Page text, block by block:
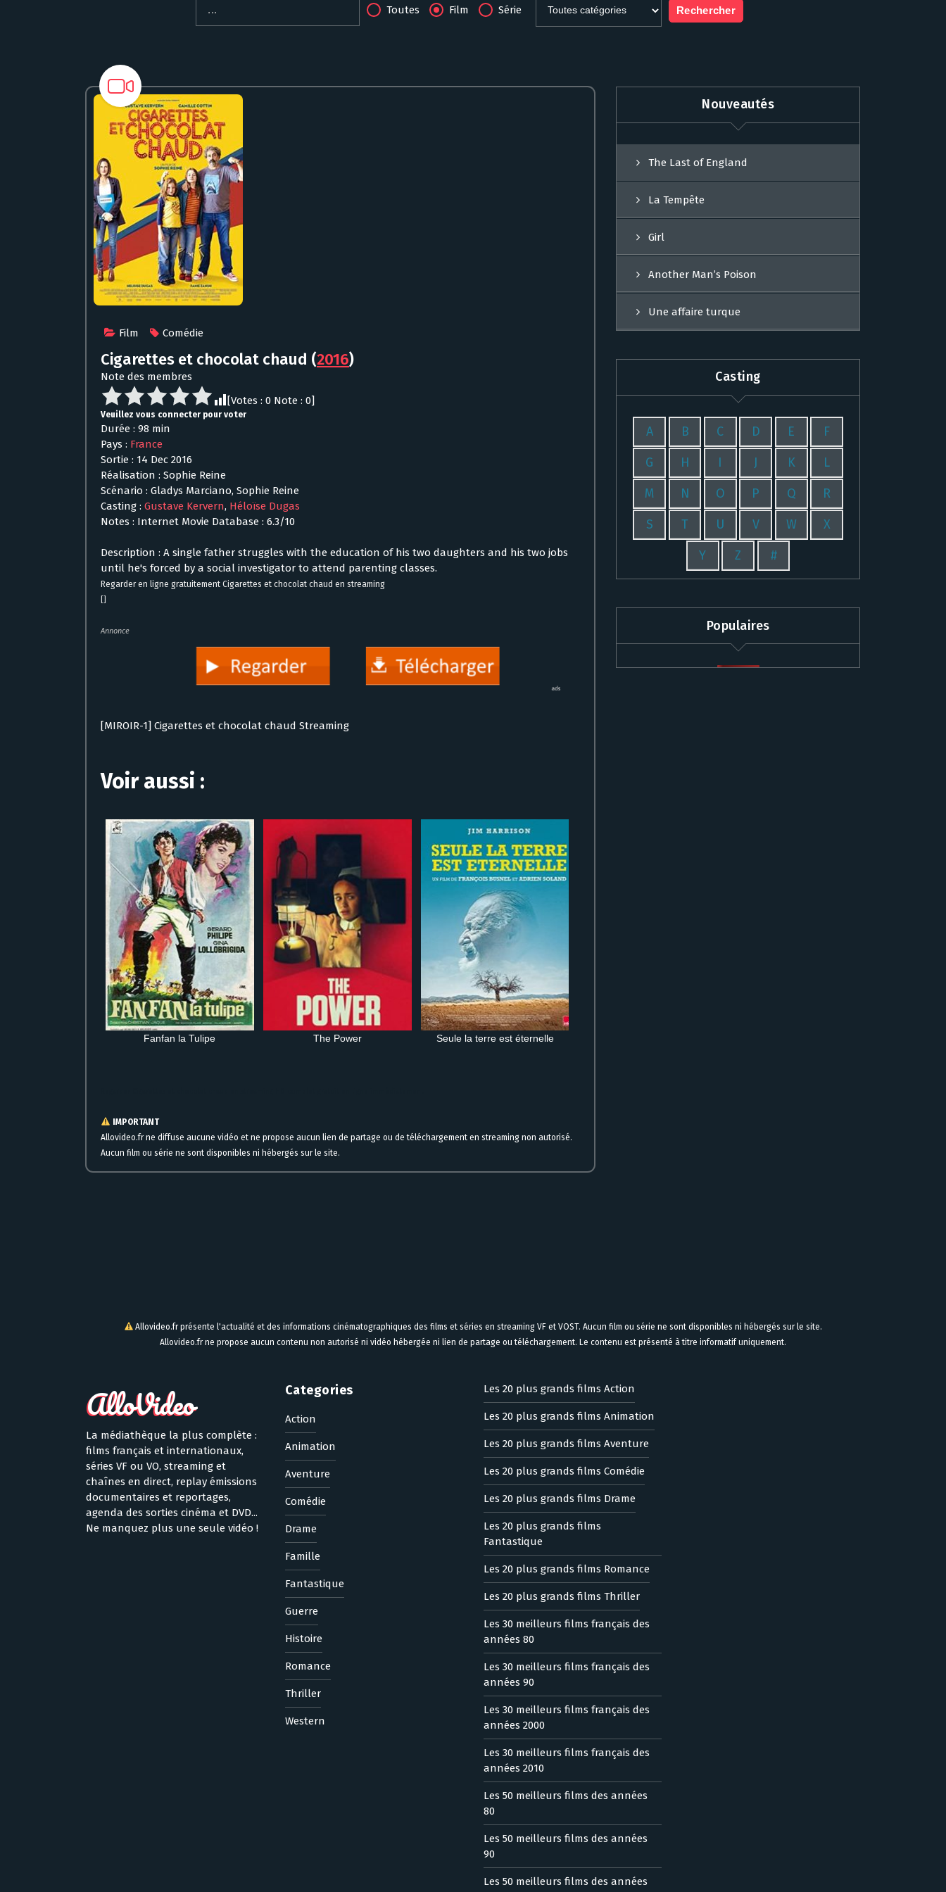
Toutes Film Série
Film Comédie
Cigarettes et chocolat chaud (2016)
Note des membres
[Votes : 0 Note : 0]
Veuillez vous connecter pour voter
Durée : 98 min
Pays : France
Sortie : 14 Dec 2016
Réalisation : Sophie Reine
Scénario : Gladys Marciano, Sophie Reine
Casting : Gustave Kervern, Héloïse Dugas
Notes : Internet Movie Database : 6.3/10
Description : A single father struggles with the education of his two daughters and his two jobs
until he's forced by a social investigator to attend parenting classes.
Regarder en ligne gratuitement Cigarettes et chocolat chaud en streaming
Annonce
[MIROIR-1] Cigarettes et chocolat chaud Streaming
Voir aussi :
Fanfan la Tulipe The Power Seule la terre est éternelle
IMPORTANT
Allovideo.fr ne diffuse aucune vidéo et ne propose aucun lien de partage ou de téléchargement en streaming non autorisé.
Aucun film ou série ne sont disponibles ni hébergés sur le site.
Nouveautés
The Last of England
La Tempête
Girl
Another Man’s Poison
Une affaire turque
Casting
A B C D E F
G H I J K L
M N O P Q R
S T U V W X
Y Z #
Populaires
Allovideo.fr présente l'actualité et des informations cinématographiques des films et séries en streaming VF et VOST. Aucun film ou série ne sont disponibles ni hébergés sur le site.
Allovideo.fr ne propose aucun contenu non autorisé ni vidéo hébergée ni lien de partage ou téléchargement. Le contenu est présenté à titre informatif uniquement.
La médiathèque la plus complète :
films français et internationaux,
séries VF ou VO, streaming et
chaînes en direct, replay émissions
documentaires et reportages,
agenda des sorties cinéma et DVD...
Ne manquez plus une seule vidéo !
Categories
Action
Animation
Aventure
Comédie
Drame
Famille
Fantastique
Guerre
Histoire
Romance
Thriller
Western
Les 20 plus grands films Action
Les 20 plus grands films Animation
Les 20 plus grands films Aventure
Les 20 plus grands films Comédie
Les 20 plus grands films Drame
Les 20 plus grands films
Fantastique
Les 20 plus grands films Romance
Les 20 plus grands films Thriller
Les 30 meilleurs films français des
années 80
Les 30 meilleurs films français des
années 90
Les 30 meilleurs films français des
années 2000
Les 30 meilleurs films français des
années 2010
Les 50 meilleurs films des années
80
Les 50 meilleurs films des années
90
Les 50 meilleurs films des années